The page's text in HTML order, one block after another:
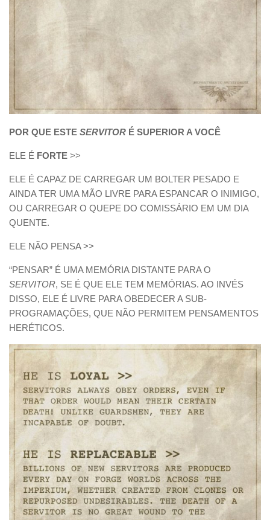
POR QUE ESTE SERVITOR É SUPERIOR A VOCÊ
ELE É FORTE >>
ELE É CAPAZ DE CARREGAR UM BOLTER PESADO E
AINDA TER UMA MÃO LIVRE PARA ESPANCAR O INIMIGO,
OU CARREGAR O QUEPE DO COMISSÁRIO EM UM DIA
QUENTE.
ELE NÃO PENSA >>
“PENSAR” É UMA MEMÓRIA DISTANTE PARA O
SERVITOR, SE É QUE ELE TEM MEMÓRIAS. AO INVÉS
DISSO, ELE É LIVRE PARA OBEDECER A SUB-
PROGRAMAÇÕES, QUE NÃO PERMITEM PENSAMENTOS
HERÉTICOS.